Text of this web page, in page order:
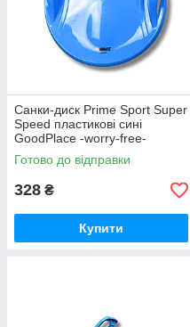
Санки-диск Prime Sport Super
Speed пластикові сині
GoodPlace -worry-free-
shopping-
Готово до відправки
328 ₴
Купити